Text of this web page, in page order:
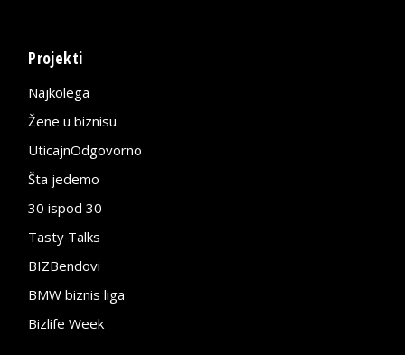
Projekti
Najkolega
Žene u biznisu
UticajnOdgovorno
Šta jedemo
30 ispod 30
Tasty Talks
BIZBendovi
BMW biznis liga
Bizlife Week